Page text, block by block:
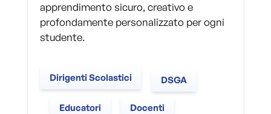
apprendimento sicuro, creativo e
profondamente personalizzato per ogni
studente.
Dirigenti Scolastici DSGA
Educatori Docenti